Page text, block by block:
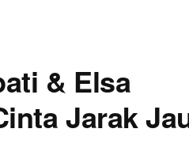
& Elsa
Jarak